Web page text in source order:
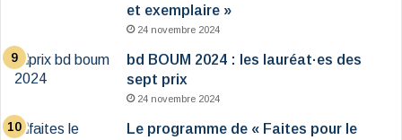
et exemplaire »
24 novembre 2024
bd BOUM 2024 : les lauréat·es des
sept prix
24 novembre 2024
Le programme de « Faites pour le